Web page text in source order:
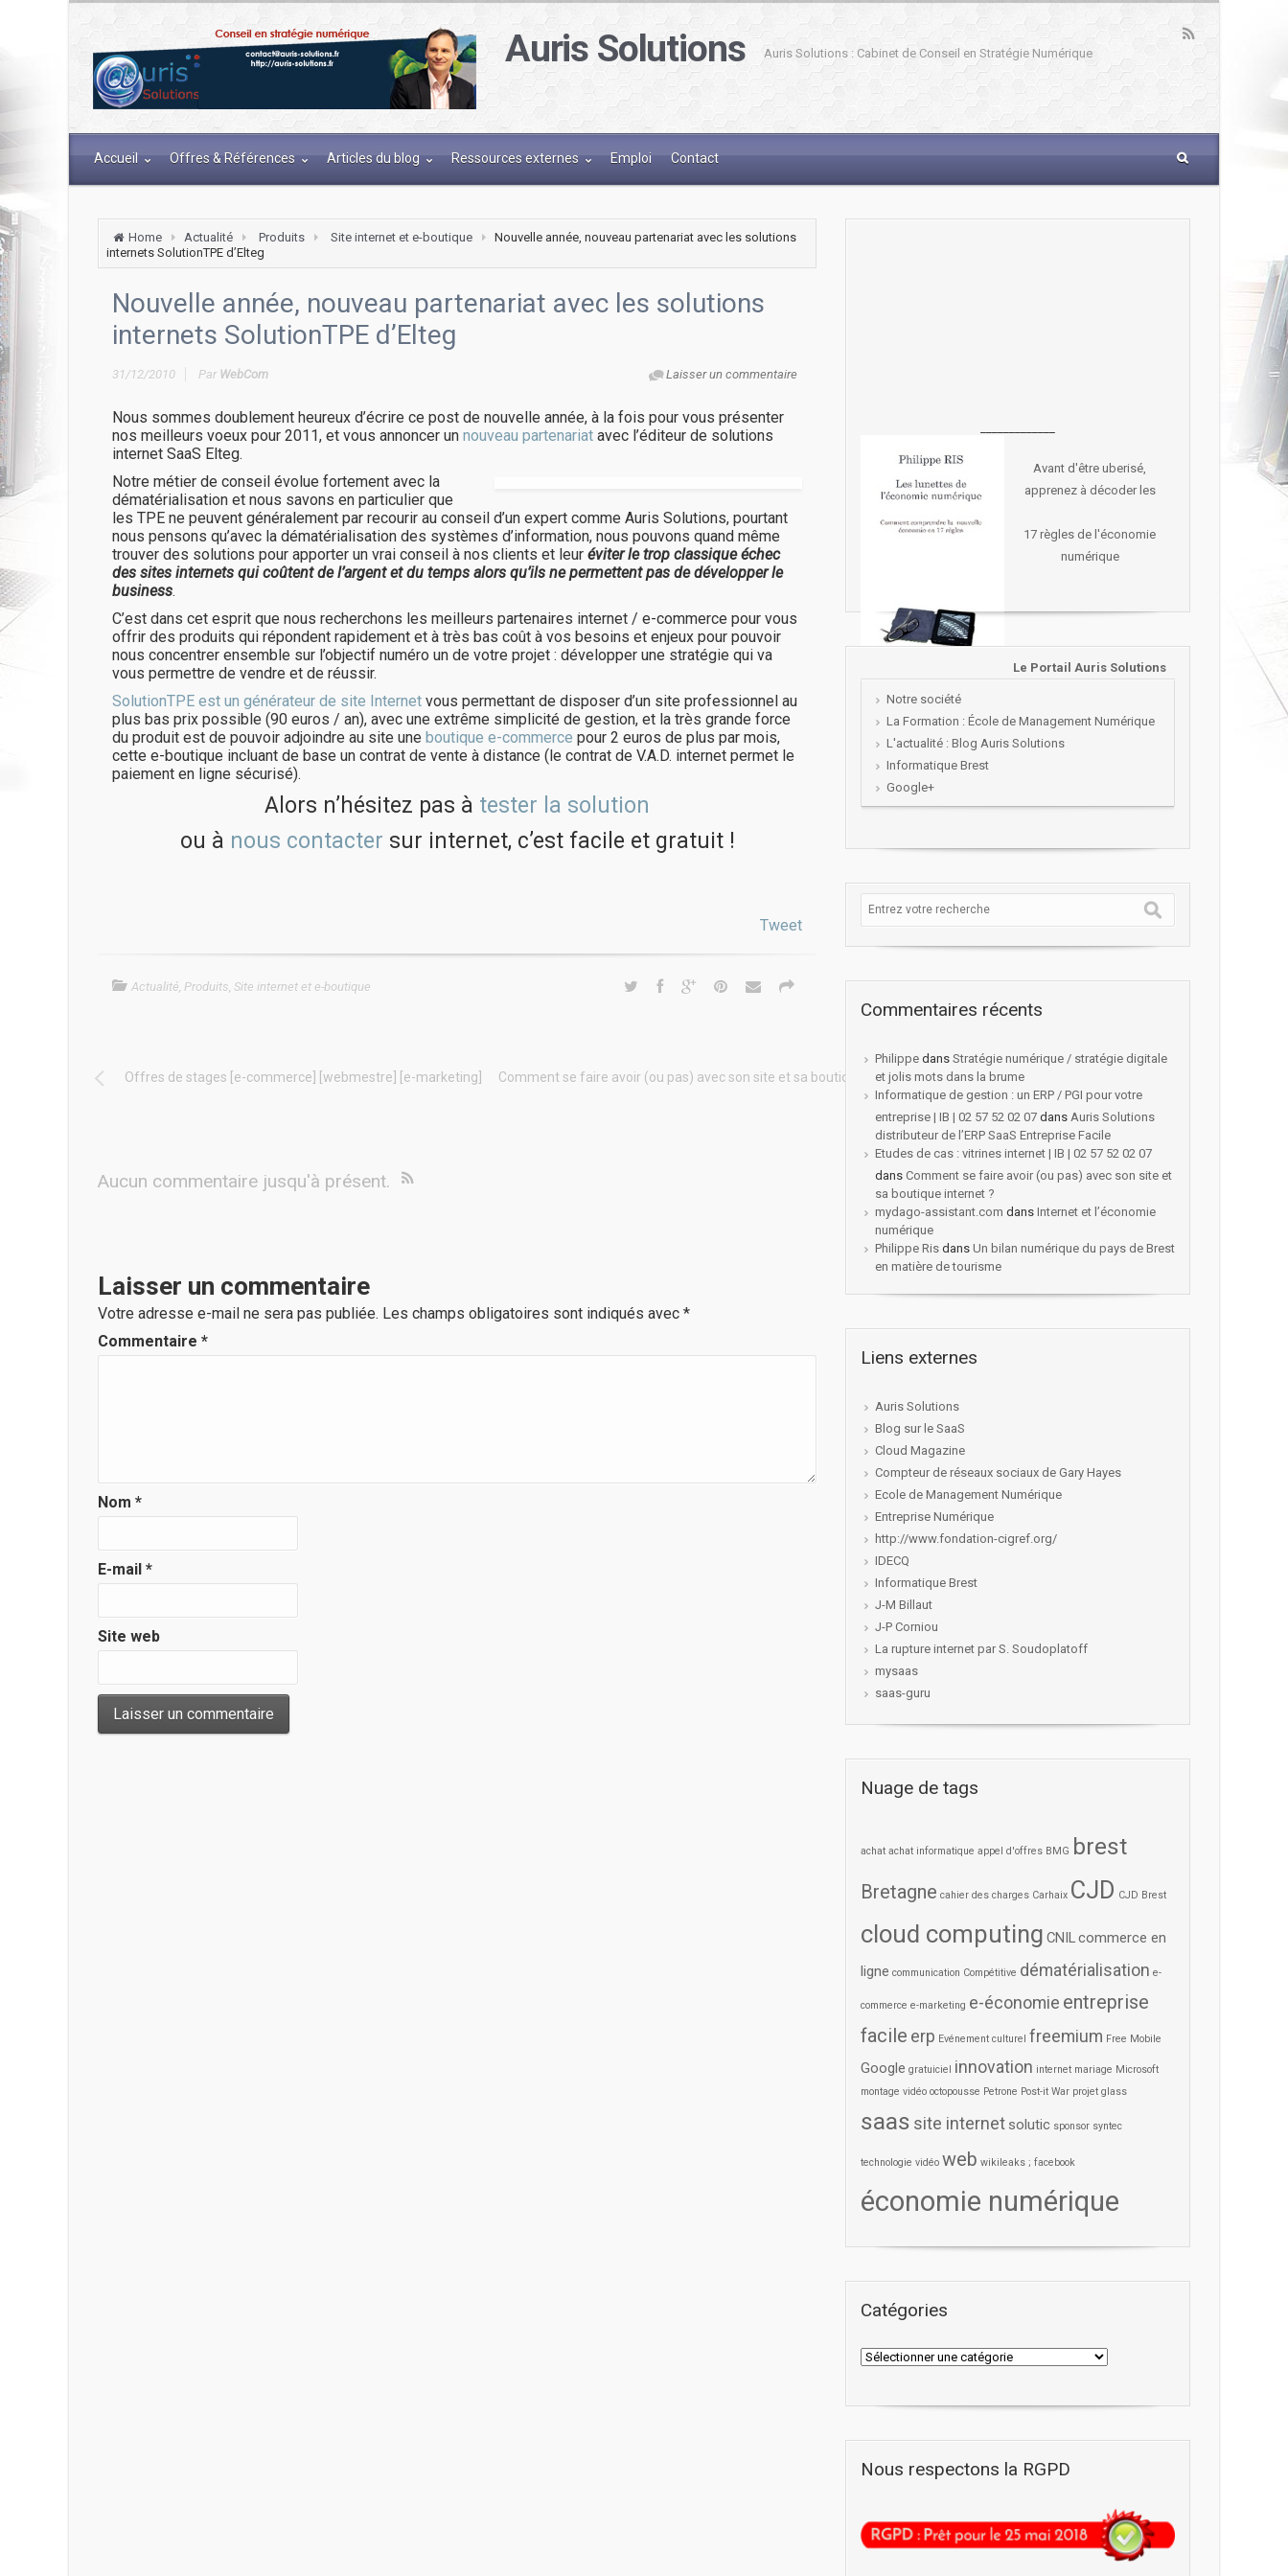
Auris Solutions Auris Solutions : Cabinet de Conseil en Stratégie Numérique
Accueil Offres & Références Articles du blog Ressources externes Emploi Contact
Home Actualité Produits Site internet et e-boutique
Nouvelle année, nouveau partenariat avec les solutions
internets SolutionTPE d’Elteg
Nouvelle année, nouveau partenariat avec les solutions
internets SolutionTPE d’Elteg
31/12/2010 Laisser un commentaire
Par WebCom
Nous sommes doublement heureux d’écrire ce post de nouvelle année, à la fois pour vous présenter
nos meilleurs voeux pour 2011, et vous annoncer un nouveau partenariat avec l’éditeur de solutions
internet SaaS Elteg.
Notre métier de conseil évolue fortement avec la
dématérialisation et nous savons en particulier que
les TPE ne peuvent généralement par recourir au conseil d’un expert comme Auris Solutions, pourtant
nous pensons qu’avec la dématérialisation des systèmes d’information, nous pouvons quand même
trouver des solutions pour apporter un vrai conseil à nos clients et leur éviter le trop classique échec
des sites internets qui coûtent de l’argent et du temps alors qu’ils ne permettent pas de développer le
business.
C’est dans cet esprit que nous recherchons les meilleurs partenaires internet / e-commerce pour vous
offrir des produits qui répondent rapidement et à très bas coût à vos besoins et enjeux pour pouvoir
nous concentrer ensemble sur l’objectif numéro un de votre projet : développer une stratégie qui va
vous permettre de vendre et de réussir.
SolutionTPE est un générateur de site Internet vous permettant de disposer d’un site professionnel au
plus bas prix possible (90 euros / an), avec une extrême simplicité de gestion, et la très grande force
du produit est de pouvoir adjoindre au site une boutique e-commerce pour 2 euros de plus par mois,
cette e-boutique incluant de base un contrat de vente à distance (le contrat de V.A.D. internet permet le
paiement en ligne sécurisé).
Alors n’hésitez pas à tester la solution
ou à nous contacter sur internet, c’est facile et gratuit !
Tweet
Actualité Produits Site internet et e-boutique
Offres de stages [e-commerce] [webmestre] [e-marketing] Comment se faire avoir (ou pas) avec son site et sa boutique internet ?
Aucun commentaire jusqu'à présent.
Laisser un commentaire
Votre adresse e-mail ne sera pas publiée. Les champs obligatoires sont indiqués avec *
Commentaire *
Nom *
E-mail *
Site web
Avant d'être uberisé,
apprenez à décoder les
17 règles de l'économie
numérique
Le Portail Auris Solutions
Notre société
La Formation : École de Management Numérique
L'actualité : Blog Auris Solutions
Informatique Brest
Google+
Commentaires récents
Philippe dans Stratégie numérique / stratégie digitale
et jolis mots dans la brume
Informatique de gestion : un ERP / PGI pour votre
entreprise | IB | 02 57 52 02 07 dans Auris Solutions
distributeur de l’ERP SaaS Entreprise Facile
Etudes de cas : vitrines internet | IB | 02 57 52 02 07
dans Comment se faire avoir (ou pas) avec son site et
sa boutique internet ?
mydago-assistant.com dans Internet et l’économie
numérique
Philippe Ris dans Un bilan numérique du pays de Brest
en matière de tourisme
Liens externes
Auris Solutions
Blog sur le SaaS
Cloud Magazine
Compteur de réseaux sociaux de Gary Hayes
Ecole de Management Numérique
Entreprise Numérique
http://www.fondation-cigref.org/
IDECQ
Informatique Brest
J-M Billaut
J-P Corniou
La rupture internet par S. Soudoplatoff
mysaas
saas-guru
Nuage de tags
achat achat informatique appel d'offres BMG brest
Bretagne cahier des charges Carhaix CJD CJD Brest
cloud computing CNILcommerce en
ligne communication Compétitive dématérialisation e-
commerce e-marketing e-économie entreprise
facile erp Evénement culturel freemium Free Mobile
Google gratuiciel innovation internet mariage Microsoft
montage vidéo octopousse Petrone Post-it War projet glass
saas site internet solutic sponsor syntec
technologie vidéo web wikileaks ; facebook
économie numérique
Catégories
Nous respectons la RGPD